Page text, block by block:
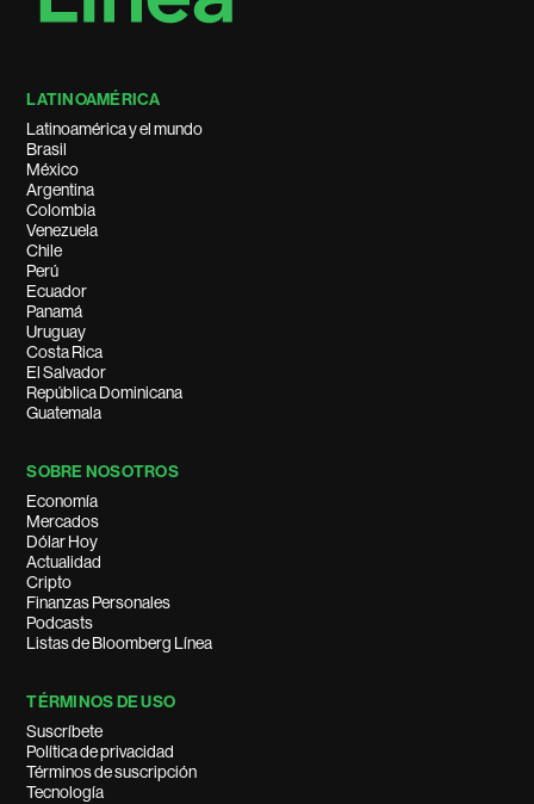
LATINOAMÉRICA
Latinoamérica y el mundo
Brasil
México
Argentina
Colombia
Venezuela
Chile
Perú
Ecuador
Panamá
Uruguay
Costa Rica
El Salvador
República Dominicana
Guatemala
SOBRE NOSOTROS
Economía
Mercados
Dólar Hoy
Actualidad
Cripto
Finanzas Personales
Podcasts
Listas de Bloomberg Línea
TÉRMINOS DE USO
Suscríbete
Política de privacidad
Términos de suscripción
Tecnología